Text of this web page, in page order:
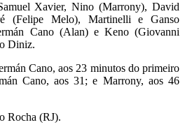
Xavier, Nino (Marrony), David
(Felipe Melo), Martinelli e Ganso
Cano (Alan) e Keno (Giovanni
Diniz.
Cano, aos 23 minutos do primeiro
Cano, aos 31; e Marrony, aos 46
Rocha (RJ).